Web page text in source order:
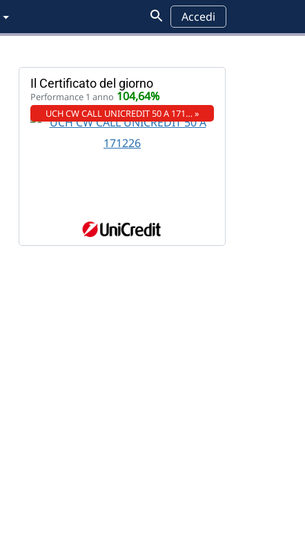
Accedi
Il Certificato del giorno
Performance 1 anno 104,64%
UCH CW CALL UNICREDIT 50 A 171… »